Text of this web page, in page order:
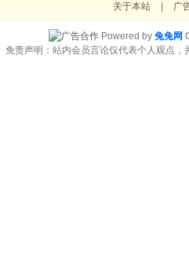
关于本站 广
Powered by 兔兔网
免责声明：站内会员言论仅代表个人观点